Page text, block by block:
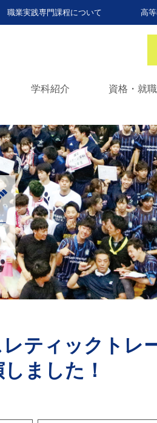
職業実践専門課程について 高
学科紹介 資格・就職
レティックトレ
ました！